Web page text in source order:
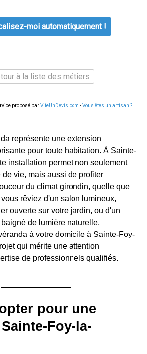
moi automatiquement !
à la liste des métiers
proposé parViteUnDevis.com -Vous êtes un artisan ?
représente une extension
pour toute habitation. À Sainte-
installation permet non seulement
vie, mais aussi de profiter
du climat girondin, quelle que
rêviez d'un salon lumineux,
ouverte sur votre jardin, ou d'un
de lumière naturelle,
à votre domicile à Sainte-Foy-
qui mérite une attention
de professionnels qualifiés.
pour une
Foy-la-